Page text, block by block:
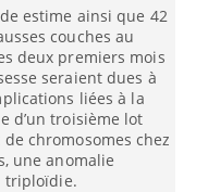
estime ainsi que 42
couches au
deux premiers mois
seraient dues à
liées à la
d’un troisième lot
chromosomes chez
une anomalie
triploïdie.